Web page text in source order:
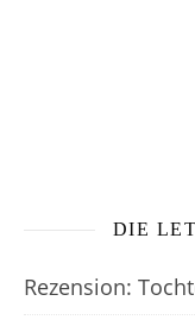
DIE
Rezension: